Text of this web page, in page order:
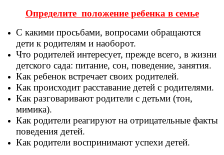
Определите положение ребенка в семье
С какими просьбами, вопросами обращаются
дети к родителям и наоборот.
Что родителей интересует, прежде всего, в жизни
детского сада: питание, сон, поведение, занятия.
Как ребенок встречает своих родителей.
Как происходит расставание детей с родителями.
Как разговаривают родители с детьми (тон,
мимика).
Как родители реагируют на отрицательные факты
поведения детей.
Как родители воспринимают успехи детей.